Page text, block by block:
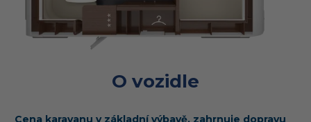
O vozidle
Cena karavanu v základní výbavě, zahrnuje dopravu